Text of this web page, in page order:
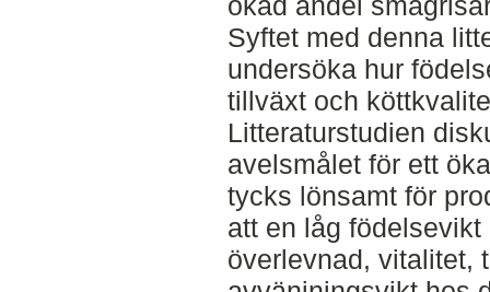
Syftet med denna
undersöka hur
tillväxt och
Litteraturstudien
avelsmålet för ett
tycks lönsamt för
att en låg
överlevnad, vitalitet,